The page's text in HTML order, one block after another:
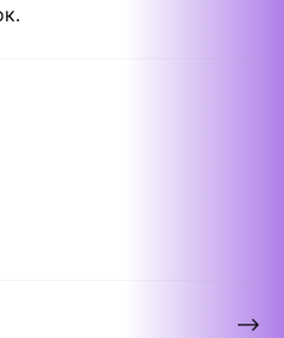
⟶